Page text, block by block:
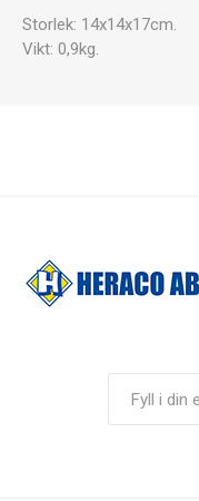
Storlek: 14x14x17cm.
Vikt: 0,9kg.